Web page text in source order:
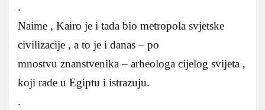
.
Naime , Kairo je i tada bio metropola svjetske
civilizacije , a to je i danas – po
mnostvu znanstvenika – arheologa cijelog svijeta ,
koji rade u Egiptu i istrazuju.
.